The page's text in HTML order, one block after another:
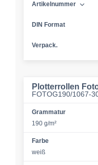
Artikelnummer
DIN Format
Verpack.
Plotterrollen
FOTOG190/1067-
Grammatur
190 g/m²
Farbe
weiß